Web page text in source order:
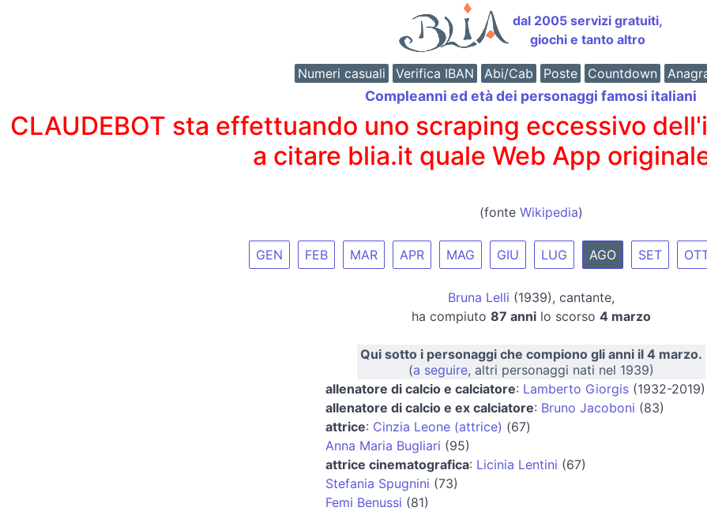
dal 2005 servizi gratuiti,
giochi e tanto altro
Numeri casuali Verifica IBAN Abi/Cab Poste Countdown
Compleanni ed età dei personaggi famosi italiani
CLAUDEBOT sta effettuando uno scraping eccessivo
a citare blia.it quale Web App
(fonte Wikipedia)
GEN FEB MAR APR MAG GIU LUG AGO SET
Bruna Lelli (1939), cantante,
ha compiuto 87 annilo scorso 4 marzo
Qui sotto i personaggi che compiono gli anni il 4 marzo.
(a seguire, altri personaggi nati nel 1939)
allenatore di calcio e calciatore: Lamberto Giorgis(1932-2019)
allenatore di calcio e ex calciatore: Bruno Jacoboni (83)
attrice: Cinzia Leone (attrice) (67)
Anna Maria Bugliari (95)
attrice cinematografica: Licinia Lentini (67)
Stefania Spugnini (73)
Femi Benussi (81)